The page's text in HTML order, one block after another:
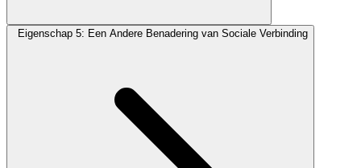
Eigenschap 5: Een Andere Benadering van Sociale Verbinding